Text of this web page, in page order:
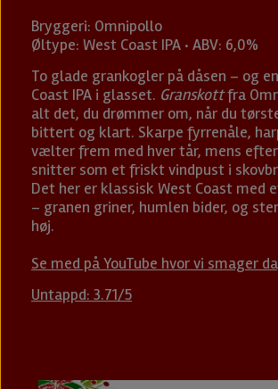
Bryggeri: Omnipollo
Øltype: West Coast IPA · ABV: 6,0%
To glade grankogler på dåsen – og
Coast IPA i glasset. Granskottfra
alt det, du drømmer om, når du
bittert og klart. Skarpe fyrrenåle,
vælter frem med hver tår, mens
snitter som et friskt vindpust i
Det her er klassisk West Coast med
– granen griner, humlen bider, og
høj.
Se med på YouTube hvor vi smager
Untappd: 3.71/5